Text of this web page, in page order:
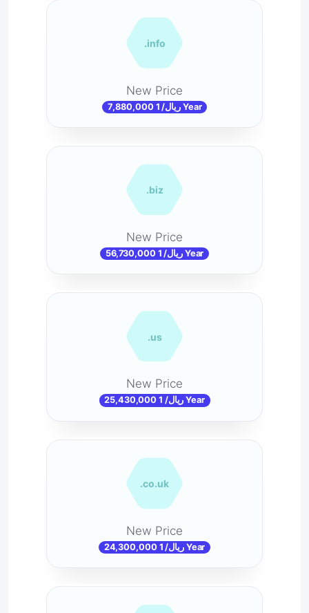
.info
New Price
7,880,000 ریال/ 1 Year
.biz
New Price
56,730,000 ریال/ 1 Year
.us
New Price
25,430,000 ریال/ 1 Year
.co.uk
New Price
24,300,000 ریال/ 1 Year